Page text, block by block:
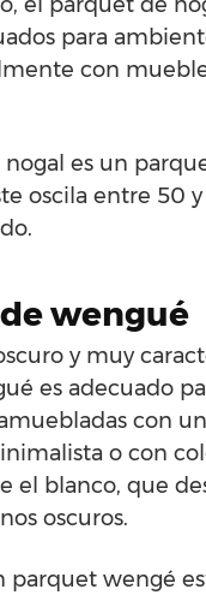
para
con
es un
oscila entre 50
wengué
y muy
es adecuado
con
o con
el blanco, que
oscuros.
parquet wengé